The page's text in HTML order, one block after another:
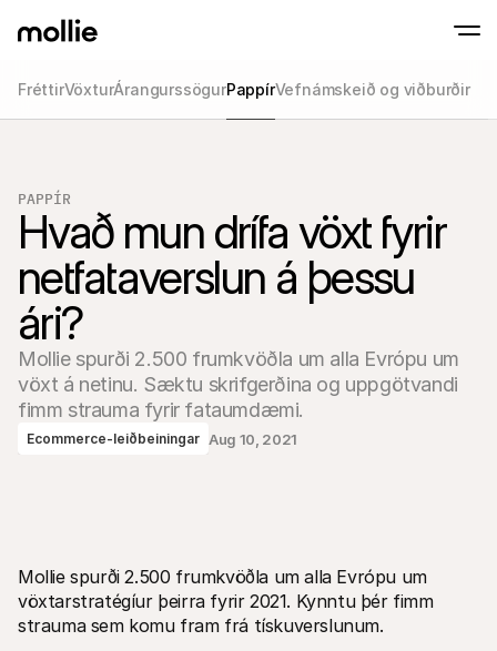
Taktu við greiðslum
greiðslustöðvum og
Afgreiðsla
Bjóða upp á
sérsniðið að
Samþykki &
Fyrirbyggja svik og
umbreytingu
Samstarfsaðilar
Fyrir umboðsskrifstofur
Kynntu þér samstarfsaðilaáætlun okkar fyrir
FréttirVöxturÁrangurssögurPappírVefnámskeið og viðburðir
PAPPÍR
Hvað mun drífa vöxt fyrir
netfataverslun á þessu
ári?
Mollie spurði 2.500 frumkvöðla um alla Evrópu um
vöxt á netinu. Sæktu skrifgerðina og uppgötvandi
fimm strauma fyrir fataumdæmi.
Ecommerce-leiðbeiningar Aug 10, 2021
Mollie spurði 2.500 frumkvöðla um alla Evrópu um
vöxtarstratégíur þeirra fyrir 2021. Kynntu þér fimm
strauma sem komu fram frá tískuverslunum.